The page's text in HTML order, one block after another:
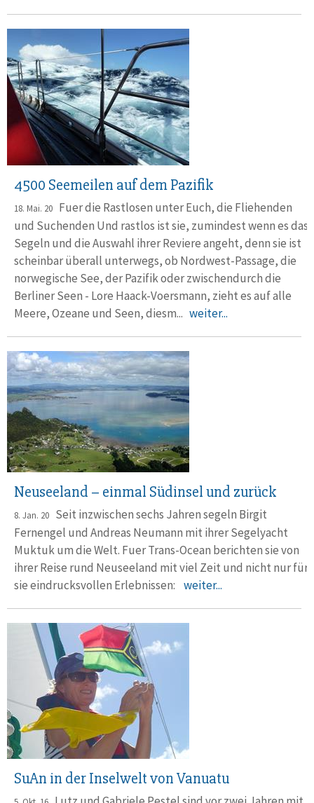
4500 Seemeilen auf dem Pazifik
18. Mai. 20 Fuer die Rastlosen unter Euch, die Fliehenden
und Suchenden Und rastlos ist sie, zumindest wenn es das
Segeln und die Auswahl ihrer Reviere angeht, denn sie ist
scheinbar überall unterwegs, ob Nordwest-Passage, die
norwegische See, der Pazifik oder zwischendurch die
Berliner Seen - Lore Haack-Voersmann, zieht es auf alle
Meere, Ozeane und Seen, diesm... weiter...
Neuseeland – einmal Südinsel und zurück
8. Jan. 20 Seit inzwischen sechs Jahren segeln Birgit
Fernengel und Andreas Neumann mit ihrer Segelyacht
Muktuk um die Welt. Fuer Trans-Ocean berichten sie von
ihrer Reise rund Neuseeland mit viel Zeit und nicht nur für
sie eindrucksvollen Erlebnissen: weiter...
SuAn in der Inselwelt von Vanuatu